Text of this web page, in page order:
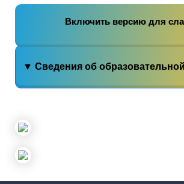
Включить версию для
▼ Сведения об